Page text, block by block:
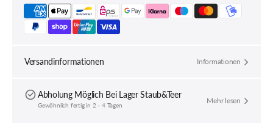
1
1/8&quot;-1
1/4&quot;,
ZS44/28.6
verringern
1
1/
ZS44/
Versandinformationen Informationen
Abholung Möglich Bei Lager Staub&Teer
Gewöhnlich fertig in 2 - 4 Tagen Mehr lesen